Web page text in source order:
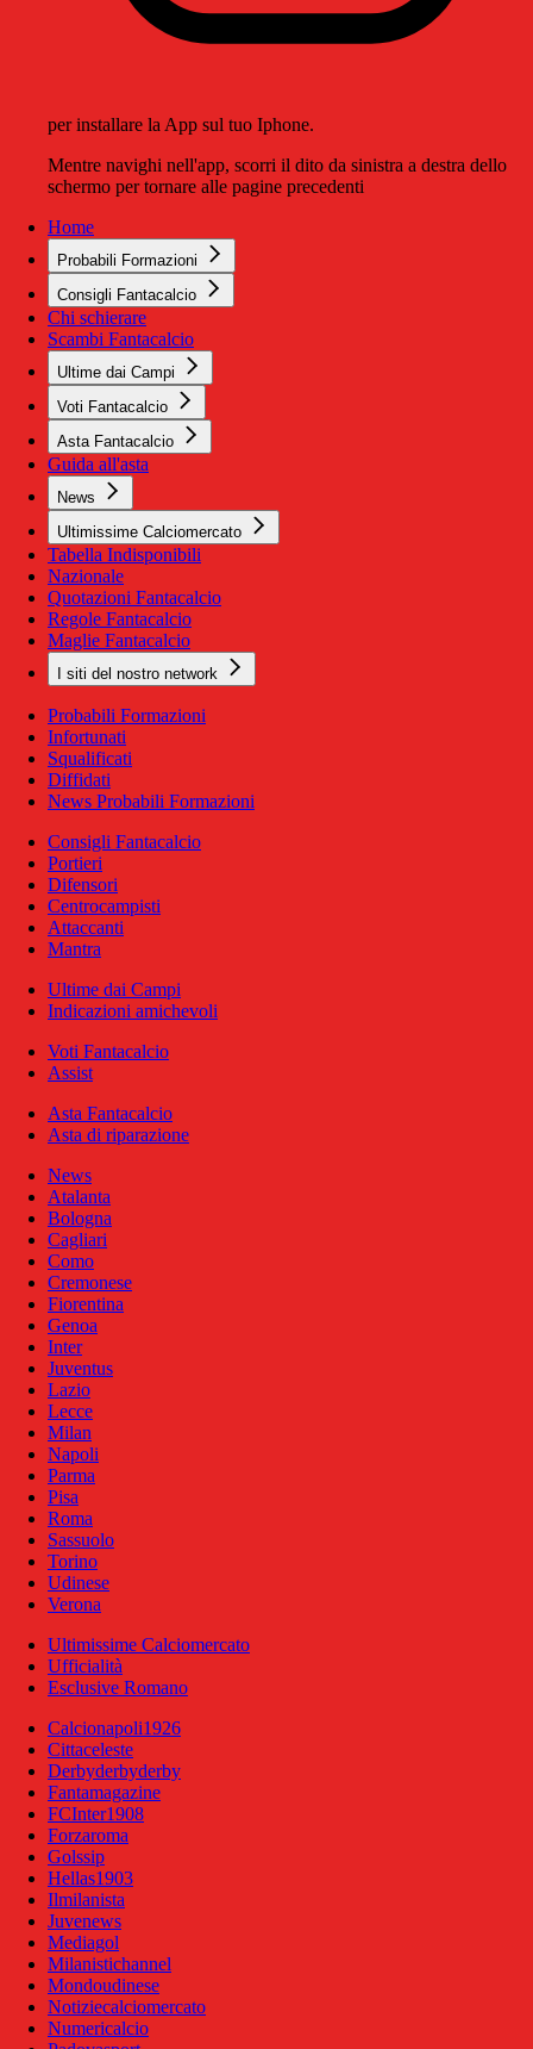
per installare la App sul tuo Iphone.
Mentre navighi nell'app, scorri il dito da sinistra a destra dello
schermo per tornare alle pagine precedenti
Home
Probabili Formazioni
Consigli Fantacalcio
Chi schierare
Scambi Fantacalcio
Ultime dai Campi
Voti Fantacalcio
Asta Fantacalcio
Guida all'asta
News
Ultimissime Calciomercato
Tabella Indisponibili
Nazionale
Quotazioni Fantacalcio
Regole Fantacalcio
Maglie Fantacalcio
I siti del nostro network
Probabili Formazioni
Infortunati
Squalificati
Diffidati
News Probabili Formazioni
Consigli Fantacalcio
Portieri
Difensori
Centrocampisti
Attaccanti
Mantra
Ultime dai Campi
Indicazioni amichevoli
Voti Fantacalcio
Assist
Asta Fantacalcio
Asta di riparazione
News
Atalanta
Bologna
Cagliari
Como
Cremonese
Fiorentina
Genoa
Inter
Juventus
Lazio
Lecce
Milan
Napoli
Parma
Pisa
Roma
Sassuolo
Torino
Udinese
Verona
Ultimissime Calciomercato
Ufficialità
Esclusive Romano
Calcionapoli1926
Cittaceleste
Derbyderbyderby
Fantamagazine
FCInter1908
Forzaroma
Golssip
Hellas1903
Ilmilanista
Juvenews
Mediagol
Milanistichannel
Mondoudinese
Notiziecalciomercato
Numericalcio